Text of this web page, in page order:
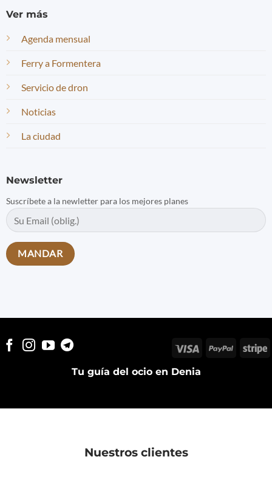
Ver más
Agenda mensual
Ferry a Formentera
Servicio de dron
Noticias
La ciudad
Newsletter
Suscríbete a la newletter para los mejores planes
Tu guía del ocio en Denia
Visa PayPal
Nuestros clientes